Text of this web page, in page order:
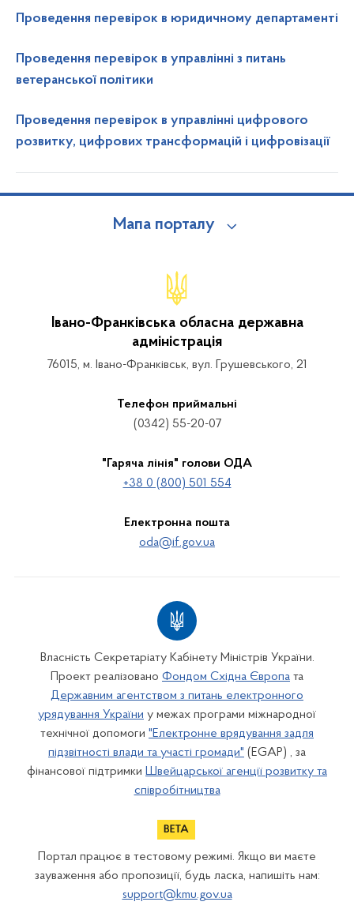
Проведення перевірок в юридичному департаменті
Проведення перевірок в управлінні з питань
ветеранської політики
Проведення перевірок в управлінні цифрового
розвитку, цифрових трансформацій і цифровізації
Мапа порталу
Івано-Франківська обласна державна
адміністрація
76015, м. Івано-Франківськ, вул. Грушевського, 21
Телефон приймальні
(0342) 55-20-07
"Гаряча лінія" голови ОДА
+38 0 (800) 501 554
Електронна пошта
oda@if.gov.ua
Власність Секретаріату Кабінету Міністрів України.
Проект реалізовано Фондом Східна Європа та
Державним агентством з питань електронного
урядування України у межах програми міжнародної
технічної допомоги "Електронне врядування задля
підзвітності влади та участі громади" (EGAP) , за
фінансової підтримки Швейцарської агенції розвитку та
співробітництва
Портал працює в тестовому режимі. Якщо ви маєте
зауваження або пропозиції, будь ласка, напишіть нам:
support@kmu.gov.ua